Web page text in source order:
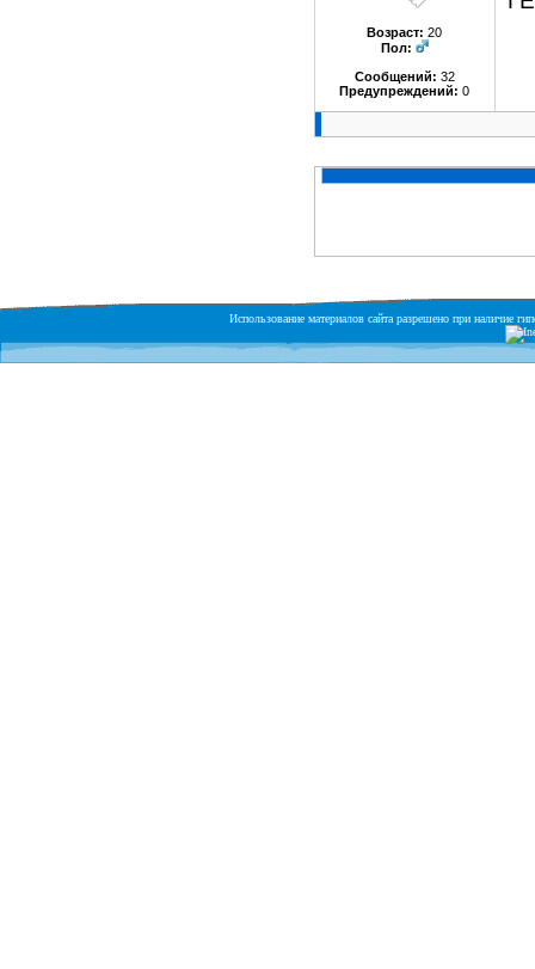
Возраст: 20
Пол:
Сообщений: 32
Предупреждений: 0
Использование материалов сайта разрешено при